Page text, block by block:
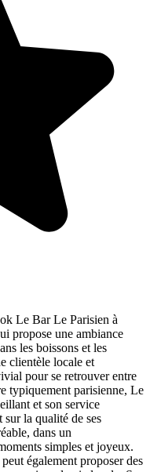
Le Bar Le Parisien à
propose une ambiance
les boissons et les
clientèle locale et
pour se retrouver entre
typiquement parisienne, Le
et son service
la qualité de ses
dans un
simples et joyeux.
également proposer des